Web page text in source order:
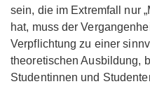
sein, die im Extremfall nur
hat, muss der
Verpflichtung zu einer
theoretischen Ausbildung,
Studentinnen und